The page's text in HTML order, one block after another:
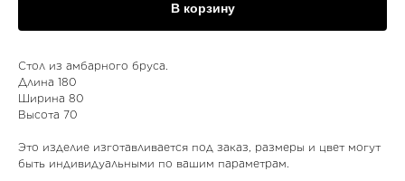
В корзину
Стол из амбарного бруса.
Длина 180
Ширина 80
Высота 70
Это изделие изготавливается под заказ, размеры и цвет могут
быть индивидуальными по вашим параметрам.